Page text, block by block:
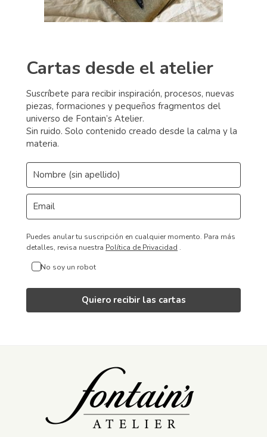
Cartas desde el atelier
Suscríbete para recibir inspiración, procesos, nuevas
piezas, formaciones y pequeños fragmentos del
universo de Fontain’s Atelier.
Sin ruido. Solo contenido creado desde la calma y la
materia.
Puedes anular tu suscripción en cualquier momento. Para más
detalles, revisa nuestra Política de Privacidad .
No soy un robot
Quiero recibir las cartas